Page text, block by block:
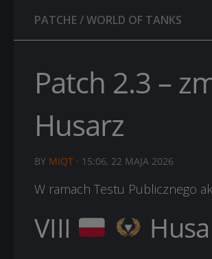
PATCHE/WORLD OF TANKS
Patch 2.3 –
Husarz
BY MIQT · 15:06, 22 MAJA 2026
W ramach Testu Publicznego
VIII